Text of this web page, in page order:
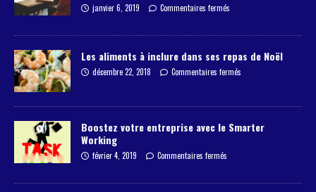
janvier 6, 2019 Commentaires fermés
Les aliments à inclure dans ses repas de Noël
décembre 22, 2018 Commentaires fermés
Boostez votre entreprise avec le Smarter
Working
février 4, 2019 Commentaires fermés